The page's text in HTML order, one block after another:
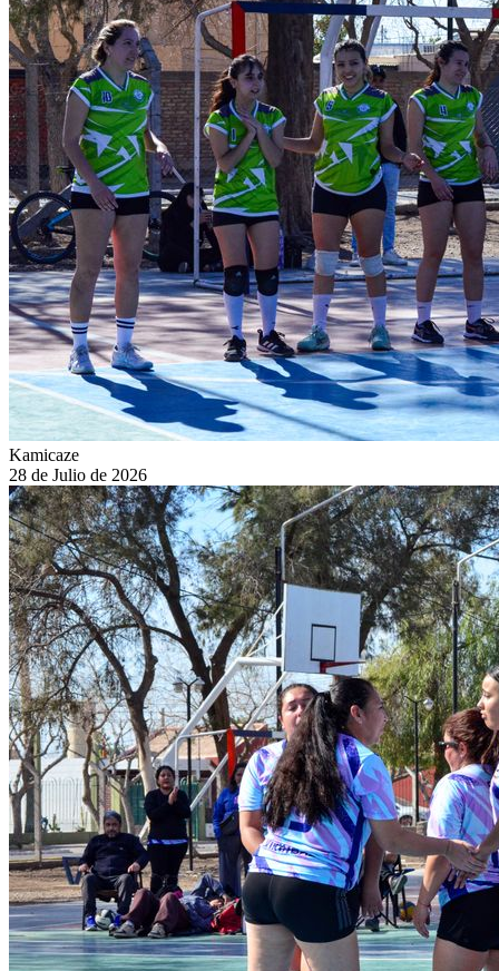
Kamicaze
28 de Julio de 2026